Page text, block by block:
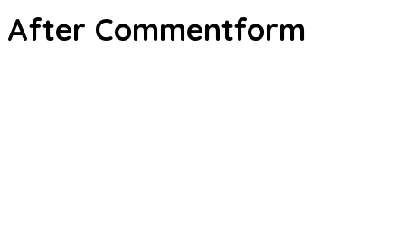
After Commentform